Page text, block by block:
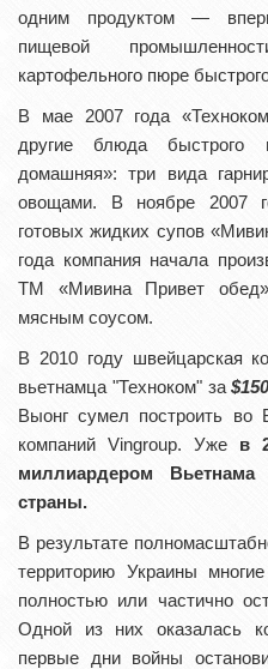
одним продуктом —
пищевой
картофельного пюре
В мае 2007 года
другие блюда быстрого
домашняя»: три вида
овощами. В ноябре 2007
готовых жидких супов
года компания начала
ТМ «Мивина Привет
мясным соусом.
В 2010 году швейцарская
вьетнамца "Техноком" за
Выонг сумел построить во
компаний Vingroup. Уже в
миллиардером
страны.
В результате
территорию Украины
полностью или частично
Одной из них оказалась
первые дни войны